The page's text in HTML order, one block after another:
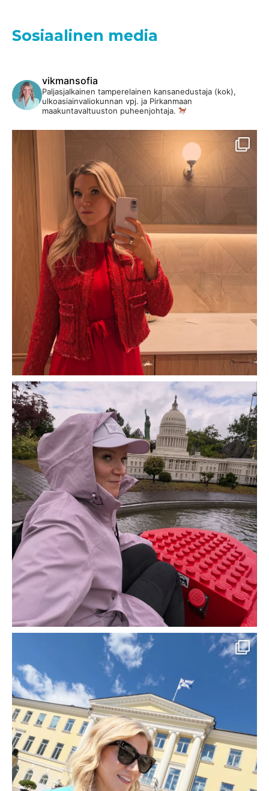
Sosiaalinen media
vikmansofia
Paljasjalkainen tamperelainen kansanedustaja (kok),
ulkoasiainvaliokunnan vpj. ja Pirkanmaan
maakuntavaltuuston puheenjohtaja.